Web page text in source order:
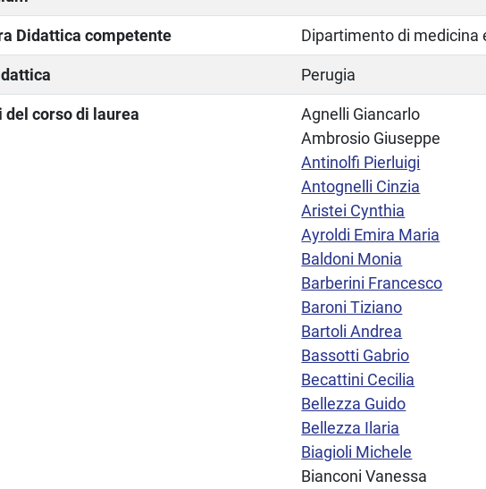
Didattica competente Dipartimento di medicina
Perugia
del corso di laurea
Agnelli Giancarlo
Ambrosio Giuseppe
Antinolfi Pierluigi
Antognelli Cinzia
Aristei Cynthia
Ayroldi Emira Maria
Baldoni Monia
Barberini Francesco
Baroni Tiziano
Bartoli Andrea
Bassotti Gabrio
Becattini Cecilia
Bellezza Guido
Bellezza Ilaria
Biagioli Michele
Bianconi Vanessa